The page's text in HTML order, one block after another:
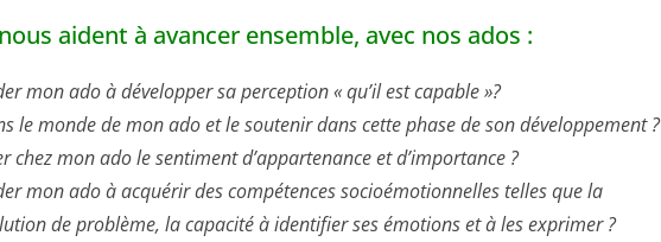
aident à avancer ensemble, avec nos ados :
mon ado à développer sa perception « qu’il est capable »?
le monde de mon ado et le soutenir dans cette phase de son développement ?
chez mon ado le sentiment d’appartenance et d’importance ?
mon ado à acquérir des compétences socioémotionnelles telles que la
de problème, la capacité à identifier ses émotions et à les exprimer ?